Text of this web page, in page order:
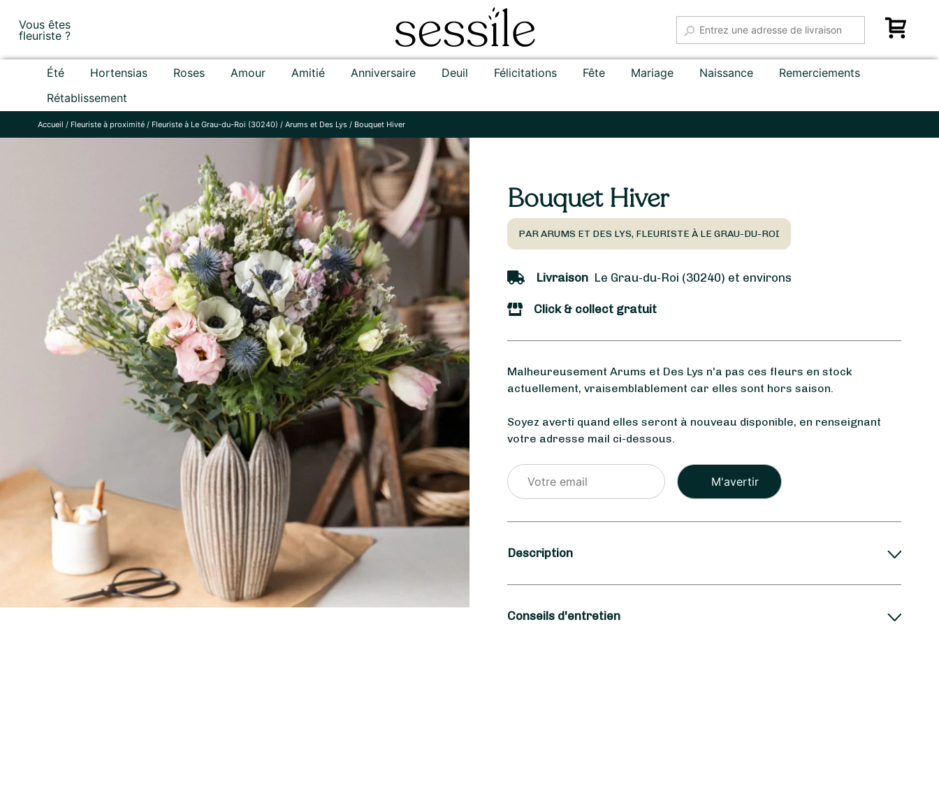
content
Vous êtes
fleuriste ?
Été Hortensias Roses Amour Amitié Anniversaire Deuil Félicitations Fête Mariage Naissance
Remerciements
Rétablissement
Accueil / Fleuriste à proximité/ Fleuriste à Le Grau-du-Roi (30240) / Arums et Des Lys/ Bouquet Hiver
Bouquet Hiver
PAR ARUMS ET DES LYS, FLEURISTE À LE GRAU-DU-ROI
LivraisonLe Grau-du-Roi (30240) et environs
Click & collect gratuit
Malheureusement Arums et Des Lys n'a pas ces fleurs en stock
actuellement, vraisemblablement car elles sont hors saison.
Soyez averti quand elles seront à nouveau disponible, en renseignant
votre adresse mail ci-dessous.
Veuillez
laisser
champ
Description
Hiver
Conseils d'entretien